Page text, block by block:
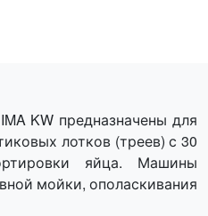
KW предназначены для
лотков (треев) с 30
яйца. Машины
мойки, ополаскивания